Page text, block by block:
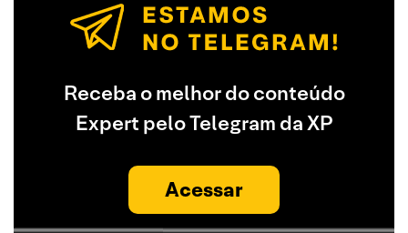
Receba o melhor do conteúdo
Expert pelo Telegram da XP
Acessar